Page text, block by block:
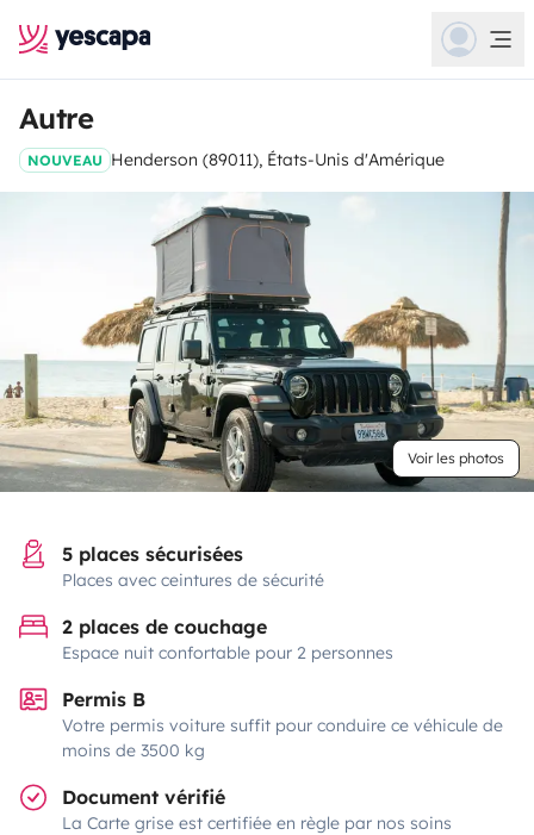
Autre
NOUVEAU Henderson (89011), États-Unis d'Amérique
Voir les photos
5 places sécurisées
Places avec ceintures de sécurité
2 places de couchage
Espace nuit confortable pour 2 personnes
Permis B
Votre permis voiture suffit pour conduire ce véhicule de
moins de 3500 kg
Document vérifié
La Carte grise est certifiée en règle par nos soins